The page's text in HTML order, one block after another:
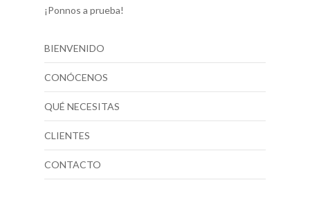
¡Ponnos a prueba!
BIENVENIDO
CONÓCENOS
QUÉ NECESITAS
CLIENTES
CONTACTO